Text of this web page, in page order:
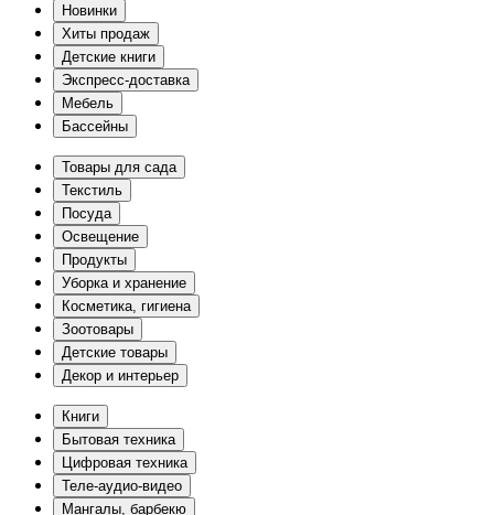
Новинки
Хиты продаж
Детские книги
Экспресс-доставка
Мебель
Бассейны
Товары для сада
Текстиль
Посуда
Освещение
Продукты
Уборка и хранение
Косметика, гигиена
Зоотовары
Детские товары
Декор и интерьер
Книги
Бытовая техника
Цифровая техника
Теле-аудио-видео
Мангалы, барбекю